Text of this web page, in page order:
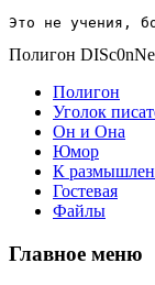
Это не учения,
Полигон
Полигон
Уголок
Он и Она
Юмор
К
Гостевая
Файлы
Главное меню